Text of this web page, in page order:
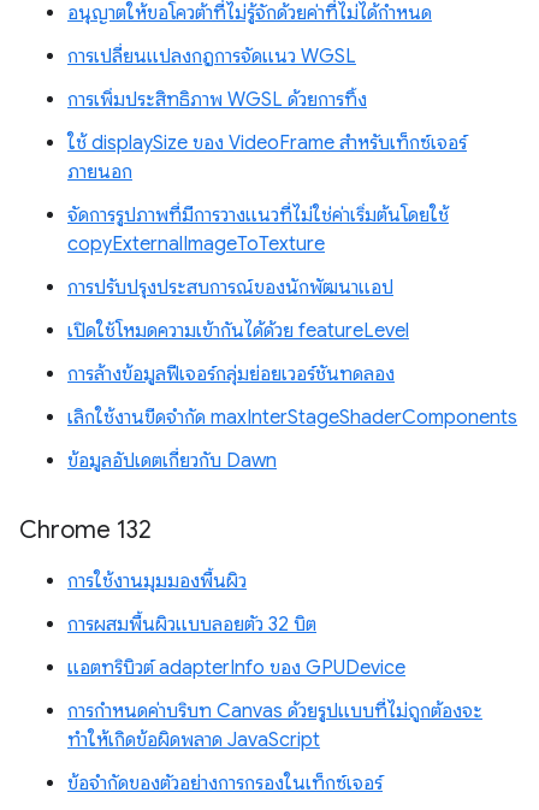
อนุญาตให้ขอโควต้าที่ไม่รู้จักด้วยค่าที่ไม่ได้กำหนด
การเปลี่ยนแปลงกฎการจัดแนว WGSL
การเพิ่มประสิทธิภาพ WGSL ด้วยการทิ้ง
ใช้ displaySize ของ VideoFrame สำหรับเท็กซ์เจอร์
ภายนอก
จัดการรูปภาพที่มีการวางแนวที่ไม่ใช่ค่าเริ่มต้นโดยใช้
copyExternalImageToTexture
การปรับปรุงประสบการณ์ของนักพัฒนาแอป
เปิดใช้โหมดความเข้ากันได้ด้วย featureLevel
การล้างข้อมูลฟีเจอร์กลุ่มย่อยเวอร์ชันทดลอง
เลิกใช้งานขีดจำกัด maxInterStageShaderComponents
ข้อมูลอัปเดตเกี่ยวกับ Dawn
Chrome 132
การใช้งานมุมมองพื้นผิว
การผสมพื้นผิวแบบลอยตัว 32 บิต
แอตทริบิวต์ adapterInfo ของ GPUDevice
การกำหนดค่าบริบท Canvas ด้วยรูปแบบที่ไม่ถูกต้องจะ
ทำให้เกิดข้อผิดพลาด JavaScript
ข้อจำกัดของตัวอย่างการกรองในเท็กซ์เจอร์